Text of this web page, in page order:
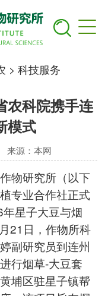
>科技服务
农科院携手连
模式
来源：本网
物研究所（以下
专业合作社正式
星子大豆与烟
21日，作物所科
副研究员到连州
行烟草-大豆套
埔区驻星子镇帮